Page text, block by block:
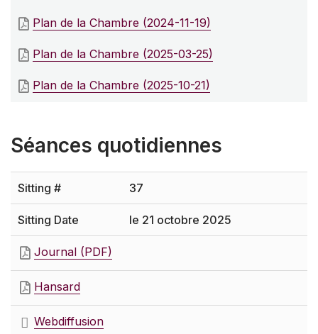
Plan de la Chambre (2024-11-19)
Plan de la Chambre (2025-03-25)
Plan de la Chambre (2025-10-21)
Séances quotidiennes
37
le 21 octobre 2025
Journal (PDF)
Hansard
Webdiffusion